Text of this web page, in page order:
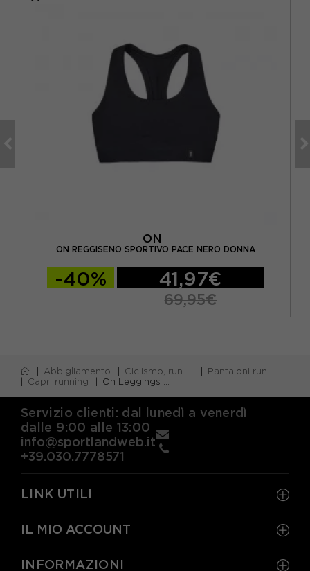
ON
ON REGGISENO SPORTIVO PACE NERO DONNA
-40% 41,97€
69,95€
Abbigliamento Ciclismo, running e piscina
Pantaloni running corti
Capri running
On Leggings Palestra Core Nero Donna
Servizio clienti: dal lunedì a venerdì
dalle 9:00 alle 13:00
info@sportlandweb.it
+39.030.7778571
LINK UTILI
IL MIO ACCOUNT
INFORMAZIONI